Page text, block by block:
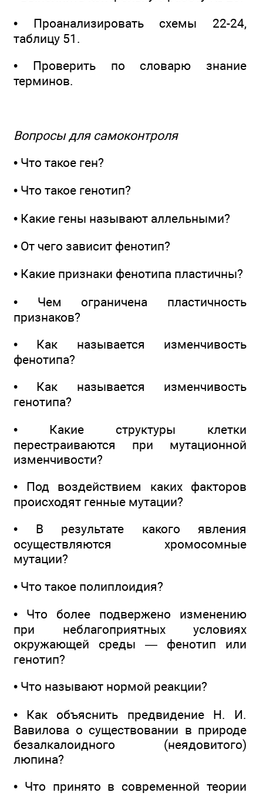
• Проанализировать схемы 22-24,
таблицу 51.
• Проверить по словарю знание
терминов.
Вопросы для самоконтроля
• Что такое ген?
• Что такое генотип?
• Какие гены называют аллельными?
• От чего зависит фенотип?
• Какие признаки фенотипа пластичны?
• Чем ограничена пластичность
признаков?
• Как называется изменчивость
фенотипа?
• Как называется изменчивость
генотипа?
• Какие структуры клетки
перестраиваются при мутационной
изменчивости?
• Под воздействием каких факторов
происходят генные мутации?
• В результате какого явления
осуществляются хромосомные
мутации?
• Что такое полиплоидия?
• Что более подвержено изменению
при неблагоприятных условиях
окружающей среды — фенотип или
генотип?
• Что называют нормой реакции?
• Как объяснить предвидение Н. И.
Вавилова о существовании в природе
безалкалоидного (неядовитого)
люпина?
• Что принято в современной теории